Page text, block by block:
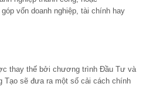
vốn doanh nghiệp, tài chính hay
thay thế bởi chương trình Đầu Tư và
Tạo sẽ đưa ra một số cải cách chính